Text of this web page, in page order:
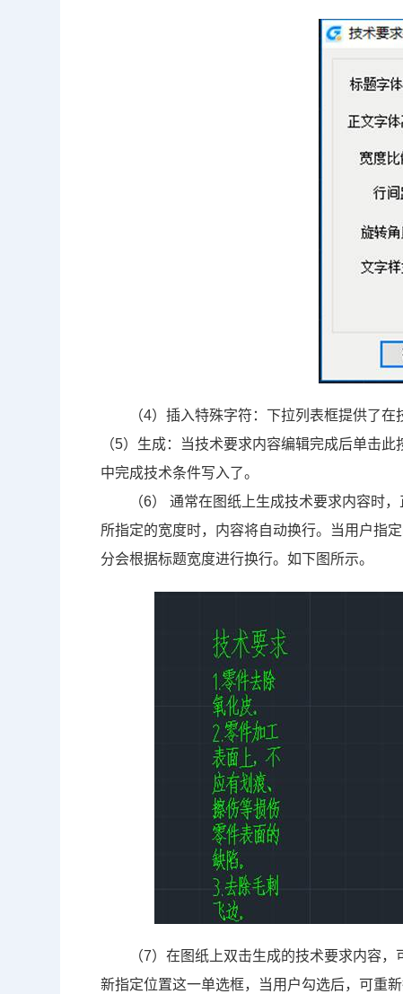
（4）插入特殊字符：下拉列表框提供了
（5）生成：当技术要求内容编辑完成后单击此
中完成技术条件写入了。
（6）
通常在图纸上生成技术要求内容时
所指定的宽度时，内容将自动换行。当用户指
分会根据标题宽度进行换行。如下图所示。
（7）在图纸上双击生成的技术要求内容
新指定位置这一单选框，当用户勾选后，可重